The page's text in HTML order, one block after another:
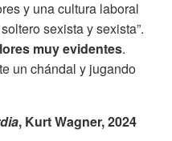
y una cultura laboral
sexista y sexista”.
muy evidentes.
un chándal y jugando
, Kurt Wagner, 2024